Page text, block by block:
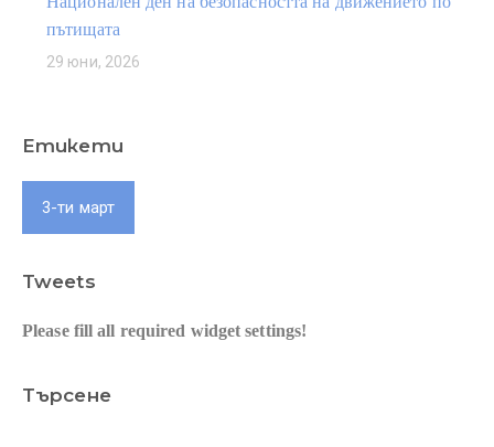
пътищата
29 юни, 2026
Етикети
3-ти март
Tweets
Please fill all required widget settings!
Търсене